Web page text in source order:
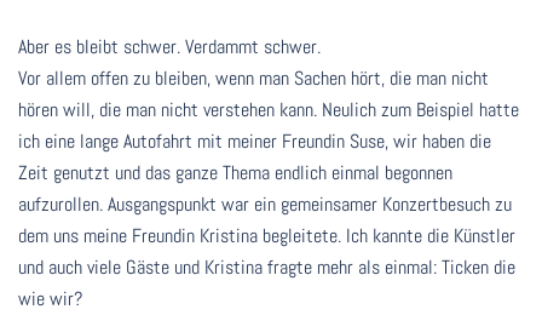
Aber es bleibt schwer. Verdammt schwer.
Vor allem offen zu bleiben, wenn man Sachen hört, die man nicht
hören will, die man nicht verstehen kann. Neulich zum Beispiel hatte
ich eine lange Autofahrt mit meiner Freundin Suse, wir haben die
Zeit genutzt und das ganze Thema endlich einmal begonnen
aufzurollen. Ausgangspunkt war ein gemeinsamer Konzertbesuch zu
dem uns meine Freundin Kristina begleitete. Ich kannte die Künstler
und auch viele Gäste und Kristina fragte mehr als einmal: Ticken die
wie wir?